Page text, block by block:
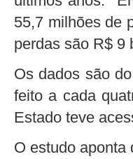
55,7 milhões de
perdas são R$ 9
Os dados são
feito a cada
Estado teve
O estudo aponta